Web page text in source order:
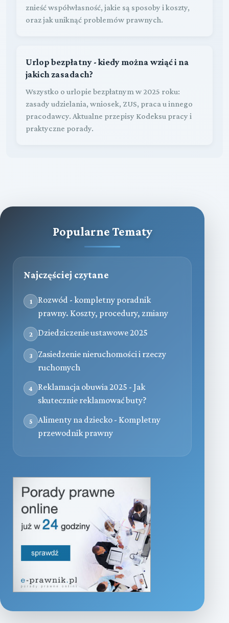
znieść współwłasność, jakie są sposoby i koszty,
oraz jak uniknąć problemów prawnych.
Urlop bezpłatny - kiedy można wziąć i na
jakich zasadach?
Wszystko o urlopie bezpłatnym w 2025 roku:
zasady udzielania, wniosek, ZUS, praca u innego
pracodawcy. Aktualne przepisy Kodeksu pracy i
praktyczne porady.
Popularne Tematy
Najczęściej czytane
1
Rozwód - kompletny poradnik
prawny. Koszty, procedury, zmiany
2 Dziedziczenie ustawowe 2025
3
Zasiedzenie nieruchomości i rzeczy
ruchomych
4
Reklamacja obuwia 2025 - Jak
skutecznie reklamować buty?
5
Alimenty na dziecko - Kompletny
przewodnik prawny